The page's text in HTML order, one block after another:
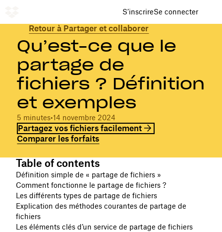
S’inscrireSe connecter
Retour à Partager et collaborer
Qu’est-ce que le
partage de
fichiers ? Définition
et exemples
5 minutes•14 novembre 2024
Partagez vos fichiers facilement
Comparer les forfaits
Table of contents
Définition simple de « partage de fichiers »
Comment fonctionne le partage de fichiers ?
Les différents types de partage de fichiers
Explication des méthodes courantes de partage de
fichiers
Les éléments clés d’un service de partage de fichiers